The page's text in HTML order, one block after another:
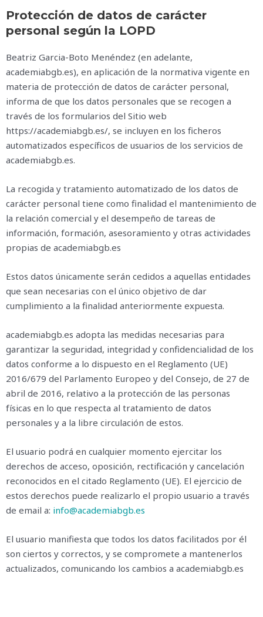
Protección de datos de carácter
personal según la LOPD
Beatriz Garcia-Boto Menéndez (en adelante,
academiabgb.es), en aplicación de la normativa vigente en
materia de protección de datos de carácter personal,
informa de que los datos personales que se recogen a
través de los formularios del Sitio web
https://academiabgb.es/, se incluyen en los ficheros
automatizados específicos de usuarios de los servicios de
academiabgb.es.
La recogida y tratamiento automatizado de los datos de
carácter personal tiene como finalidad el mantenimiento de
la relación comercial y el desempeño de tareas de
información, formación, asesoramiento y otras actividades
propias de academiabgb.es
Estos datos únicamente serán cedidos a aquellas entidades
que sean necesarias con el único objetivo de dar
cumplimiento a la finalidad anteriormente expuesta.
academiabgb.es adopta las medidas necesarias para
garantizar la seguridad, integridad y confidencialidad de los
datos conforme a lo dispuesto en el Reglamento (UE)
2016/679 del Parlamento Europeo y del Consejo, de 27 de
abril de 2016, relativo a la protección de las personas
físicas en lo que respecta al tratamiento de datos
personales y a la libre circulación de estos.
El usuario podrá en cualquier momento ejercitar los
derechos de acceso, oposición, rectificación y cancelación
reconocidos en el citado Reglamento (UE). El ejercicio de
estos derechos puede realizarlo el propio usuario a través
de email a: info@academiabgb.es
El usuario manifiesta que todos los datos facilitados por él
son ciertos y correctos, y se compromete a mantenerlos
actualizados, comunicando los cambios a academiabgb.es